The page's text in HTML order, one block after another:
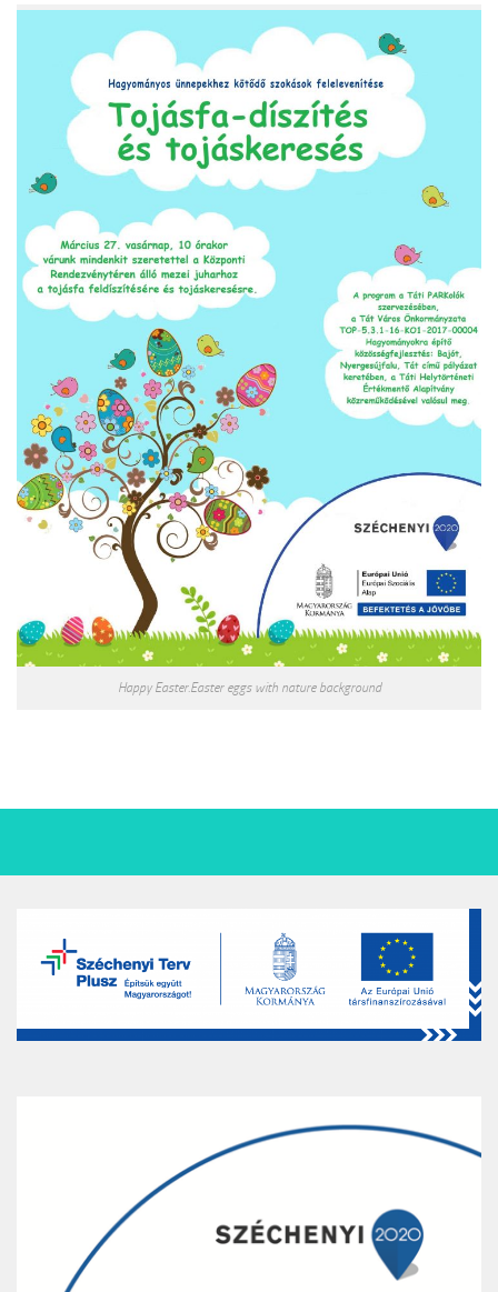
Happy Easter.Easter eggs with nature background